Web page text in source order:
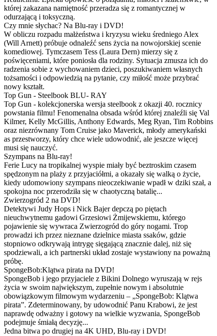
której zakazana namiętność przeradza się z romantycznej w
odurzającą i toksyczną.
Czy mnie słychac? Na Blu-ray i DVD!
W obliczu rozpadu małżeństwa i kryzysu wieku średniego Alex
(Will Arnett) próbuje odnaleźć sens życia na nowojorskiej scenie
komediowej. Tymczasem Tess (Laura Dern) mierzy się z
poświęceniami, które poniosła dla rodziny. Sytuacja zmusza ich do
radzenia sobie z wychowaniem dzieci, poszukiwaniem własnych
tożsamości i odpowiedzią na pytanie, czy miłość może przybrać
nowy kształt.
Top Gun - Steelbook BLU- RAY
Top Gun - kolekcjonerska wersja steelbook z okazji 40. rocznicy
powstania filmu! Fenomenalna obsada wśród której znaleźli się Val
Kilmer, Kelly McGillis, Anthony Edwards, Meg Ryan, Tim Robbins
oraz niezrównany Tom Cruise jako Maverick, młody amerykański
as przestworzy, który chce wiele udowodnić, ale jeszcze więcej
musi się nauczyć.
Szympans na Blu-ray!
Ferie Lucy na tropikalnej wyspie miały być beztroskim czasem
spędzonym na plaży z przyjaciółmi, a okazały się walką o życie,
kiedy udomowiony szympans nieoczekiwanie wpadł w dziki szał, a
spokojna noc przerodziła się w chaotyczną batalię...
Zwierzogród 2 na DVD!
Detektywi Judy Hops i Nick Bajer depczą po piętach
nieuchwytnemu gadowi Grzesiowi Żmijewskiemu, którego
pojawienie się wywraca Zwierzogród do góry nogami. Trop
prowadzi ich przez nieznane dzielnice miasta ssaków, gdzie
stopniowo odkrywają intrygę sięgającą znacznie dalej, niż się
spodziewali, a ich partnerski układ zostaje wystawiony na poważną
próbę.
SpongeBob:Klątwa pirata na DVD!
SpongeBob i jego przyjaciele z Bikini Dolnego wyruszają w rejs
życia w swoim największym, zupełnie nowym i absolutnie
obowiązkowym filmowym wydarzeniu – „SpongeBob: Klątwa
pirata”. Zdeterminowany, by udowodnić Panu Krabowi, że jest
naprawdę odważny i gotowy na wielkie wyzwania, SpongeBob
podejmuje śmiałą decyzję...
Jedna bitwa po drugiej na 4K UHD, Blu-ray i DVD!